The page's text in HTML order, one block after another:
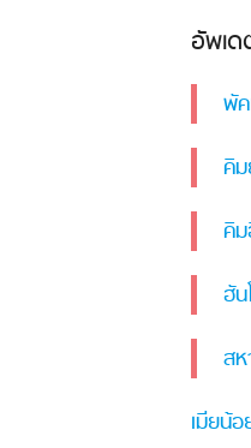
อัพเ
พั
คิ
คิ
ฮั
ส
เมียน้